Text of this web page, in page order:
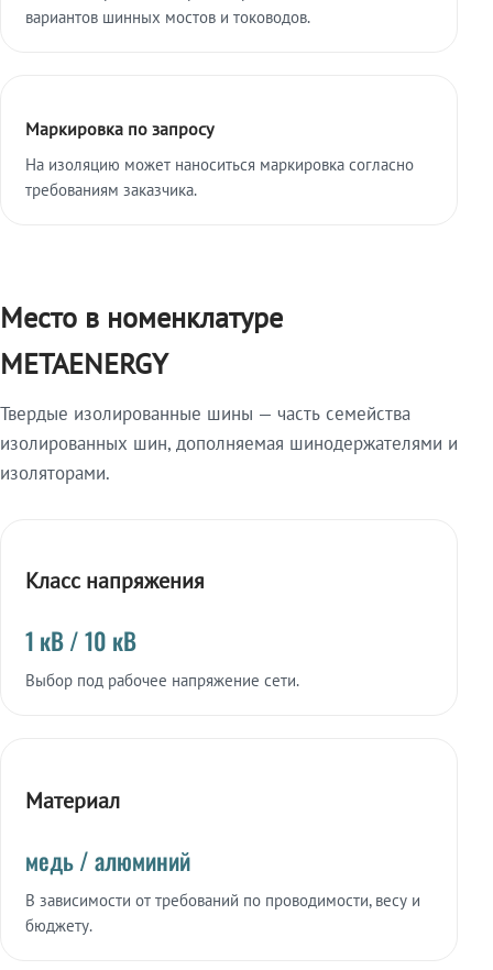
вариантов шинных мостов и тоководов.
Маркировка по запросу
На изоляцию может наноситься маркировка согласно
требованиям заказчика.
Место в номенклатуре
METAENERGY
Твердые изолированные шины — часть семейства
изолированных шин, дополняемая шинодержателями и
изоляторами.
Класс напряжения
1 кВ / 10 кВ
Выбор под рабочее напряжение сети.
Материал
медь / алюминий
В зависимости от требований по проводимости, весу и
бюджету.